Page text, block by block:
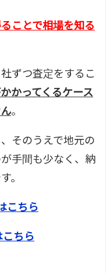
ことで相場を知る
ずつ査定をするこ
かってくるケース
。
そのうえで地元の
手間も少なく、納
。
こちら
こちら